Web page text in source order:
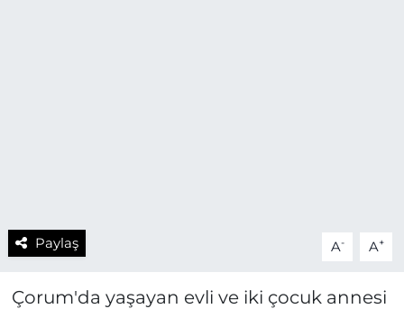
Paylaş A- A+
Çorum'da yaşayan evli ve iki çocuk annesi